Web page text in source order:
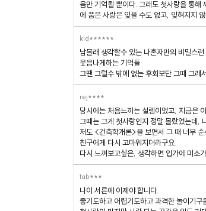
음만 기억될 뿐이다. 그래도 첫사랑을 통해
에 품은 사랑은 잊을 수도 없고, 잊혀지지 않
kid******
남몰래 생각할수 있는 나혼자만의 비밀스
웃음나게하는 기억들
그땐 그럴수 밖에 없는 후회보단 그때 그래
rej****
당시에는 처음느끼는 설렘이었고, 지금은
그때는 그게 첫사랑인지 정말 몰랐었는데,
저도 <건축학개론>을 보면서 그 때 너무
친구에게 다시 고마워지더라구요.
다시 느껴보고싶은, 생각하면 입가에 미소
tab***
나이 서른에 이제야 합니다.
좋기도하고 어렵기도하고 과격한 놀이기구